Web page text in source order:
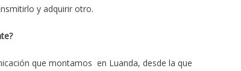
y adquirir otro.
que montamos en Luanda, desde la que